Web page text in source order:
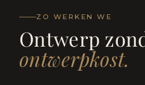
ZO WERKEN WE
Ontwerp
ontwerpkost.